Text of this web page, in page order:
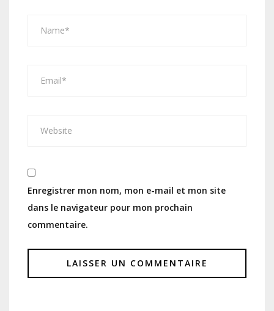
Enregistrer mon nom, mon e-mail et mon site
dans le navigateur pour mon prochain
commentaire.